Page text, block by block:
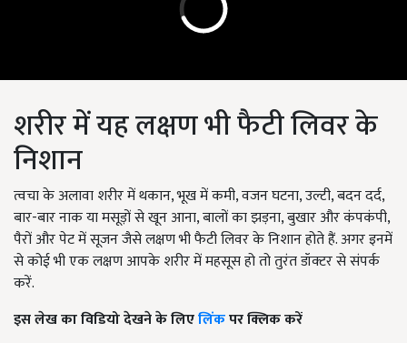
शरीर में यह लक्षण भी फैटी लिवर के
निशान
त्वचा के अलावा शरीर में थकान, भूख में कमी, वजन घटना, उल्टी, बदन दर्द,
बार-बार नाक या मसूड़ों से खून आना, बालों का झड़ना, बुखार और कंपकंपी,
पैरों और पेट में सूजन जैसे लक्षण भी फैटी लिवर के निशान होते हैं. अगर इनमें
से कोई भी एक लक्षण आपके शरीर में महसूस हो तो तुरंत डॉक्टर से संपर्क
करें.
इस लेख का विडियो देखने के लिएलिंकपर क्लिक करें